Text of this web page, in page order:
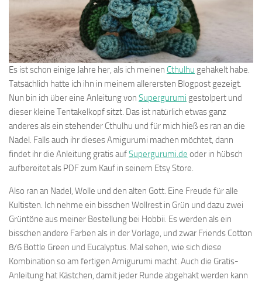
Es ist schon einige Jahre her, als ich meinen Cthulhu gehäkelt habe.
Tatsächlich hatte ich ihn in meinem allerersten Blogpost gezeigt.
Nun bin ich über eine Anleitung von Supergurumi gestolpert und
dieser kleine Tentakelkopf sitzt. Das ist natürlich etwas ganz
anderes als ein stehender Cthulhu und für mich hieß es ran an die
Nadel. Falls auch ihr dieses Amigurumi machen möchtet, dann
findet ihr die Anleitung gratis aufSupergurumi.de oder in hübsch
aufbereitet als PDF zum Kauf in seinem Etsy Store.
Also ran an Nadel, Wolle und den alten Gott. Eine Freude für alle
Kultisten. Ich nehme ein bisschen Wollrest in Grün und dazu zwei
Grüntöne aus meiner Bestellung bei Hobbii. Es werden als ein
bisschen andere Farben als in der Vorlage, und zwar Friends Cotton
8/6 Bottle Green und Eucalyptus. Mal sehen, wie sich diese
Kombination so am fertigen Amigurumi macht. Auch die Gratis-
Anleitung hat Kästchen, damit jeder Runde abgehakt werden kann